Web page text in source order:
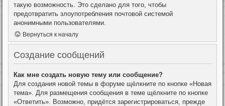
такую возможность. Это сделано для того, чтобы
предотвратить злоупотребления почтовой системой
анонимными пользователями.
Вернуться к началу
Создание сообщений
Как мне создать новую тему или сообщение?
Для создания новой темы в форуме щёлкните по кнопке «Новая
тема». Для размещения сообщения в теме щёлкните по кнопке
«Ответить». Возможно, придётся зарегистрироваться, прежде